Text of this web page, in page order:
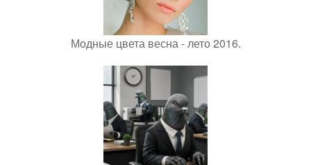
Модные цвета весна - лето 2016.